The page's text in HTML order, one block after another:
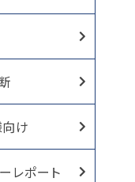
け
レポート